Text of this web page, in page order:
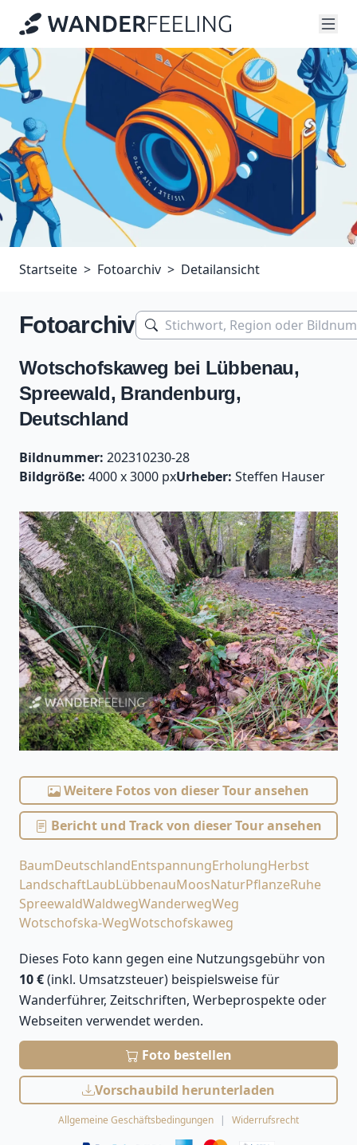
Startseite Fotoarchiv Detailansicht
Fotoarchiv
Wotschofskaweg bei Lübbenau,
Spreewald, Brandenburg,
Deutschland
Bildnummer: 202310230-28
Bildgröße: 4000 x 3000 pxUrheber: Steffen Hauser
Weitere Fotos von dieser Tour ansehen
Bericht und Track von dieser Tour ansehen
BaumDeutschlandEntspannungErholungHerbst
LandschaftLaubLübbenauMoosNaturPflanzeRuhe
SpreewaldWaldwegWanderwegWeg
Wotschofska-WegWotschofskaweg
Dieses Foto kann gegen eine Nutzungsgebühr von
10 €(inkl. Umsatzsteuer) beispielsweise für
Wanderführer, Zeitschriften, Werbeprospekte oder
Webseiten verwendet werden.
Foto bestellen
Vorschaubild herunterladen
Allgemeine Geschäftsbedingungen Widerrufsrecht